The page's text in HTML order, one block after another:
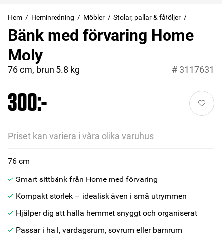
Hem Heminredning Möbler Stolar, pallar & fåtöljer
Bänk med förvaring Home
Moly
76 cm, brun 5.8 kg # 3117631
300:-
Priset kan variera i våra olika varuhus
76 cm
Smart sittbänk från Home med förvaring
Kompakt storlek – idealisk även i små utrymmen
Hjälper dig att hålla hemmet snyggt och organiserat
Passar i hall, vardagsrum, sovrum eller barnrum